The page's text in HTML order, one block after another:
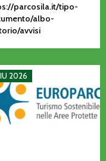
parcosila.it/tipo-
albo-
avvisi
L’AFFIDAMENTO
2026come processo